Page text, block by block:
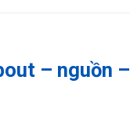
– nguồn –